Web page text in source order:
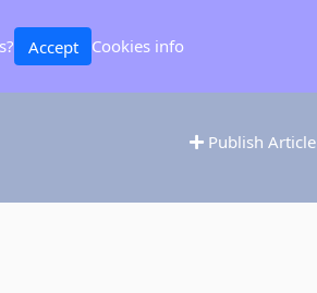
Publish Article
Accept Cookies info